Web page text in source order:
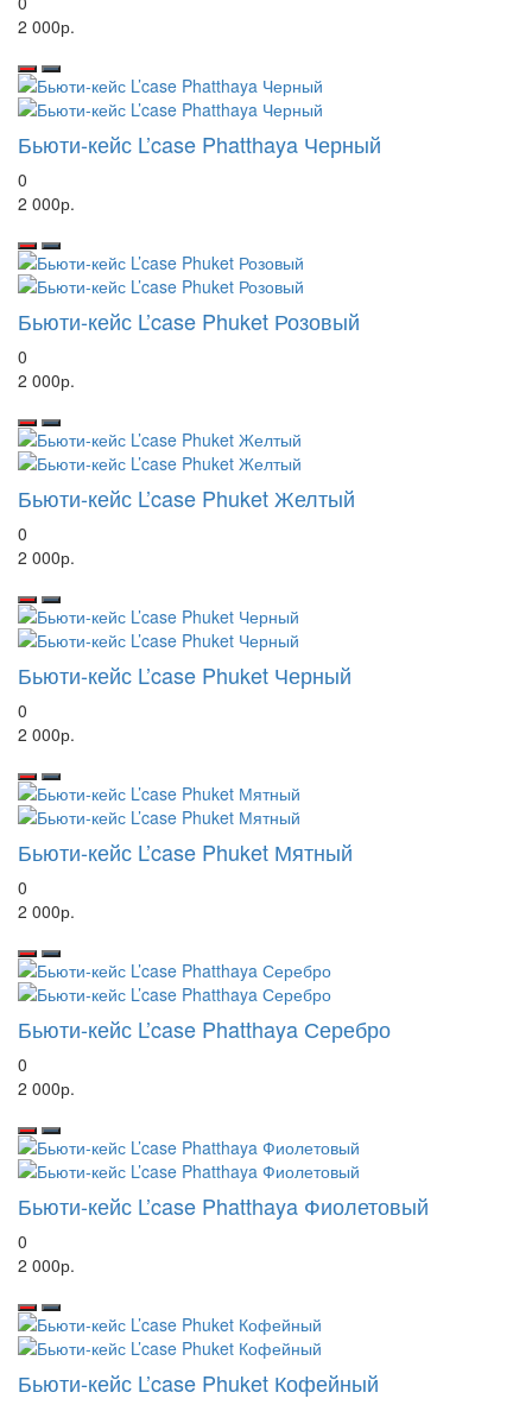
2 000р.
Бьюти-кейс L’case Phatthaya Черный
0
2 000р.
Бьюти-кейс L’case Phuket Розовый
0
2 000р.
Бьюти-кейс L’case Phuket Желтый
0
2 000р.
Бьюти-кейс L’case Phuket Черный
0
2 000р.
Бьюти-кейс L’case Phuket Мятный
0
2 000р.
Бьюти-кейс L’case Phatthaya Серебро
0
2 000р.
Бьюти-кейс L’case Phatthaya Фиолетовый
0
2 000р.
Бьюти-кейс L’case Phuket Кофейный